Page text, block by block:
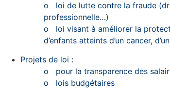
o
loi de lutte contre la fraude
professionnelle…)
o
loi visant à améliorer la
d’enfants atteints d’un cancer,
Projets de loi :
o
pour la transparence des
o
lois budgétaires